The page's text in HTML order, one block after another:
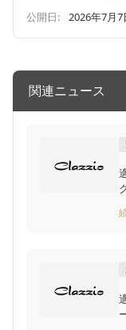
公開日:
2026年7月7
関連ニュース